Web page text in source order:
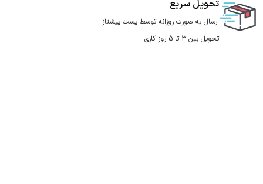
تحویل سریع
ارسال به صورت روزانه توسط پست پیشتاز
تحویل بین 3 تا 5 روز کاری